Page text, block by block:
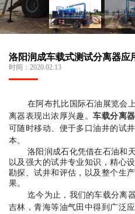
洛阳润成车载式测试分离器应
时间： 2020.02.13
在阿布扎比国际石油展览会
离器表现出浓厚兴趣。车载分离器
可随时移动、便于多口油井的试
本。
洛阳润成石化凭借在石油和
以及强大的试井专业知识，精心
勘探、试井和评估，以及整个生
果。
迄今为止，我们的车载分离
吉林，青海等油气田中得到广泛